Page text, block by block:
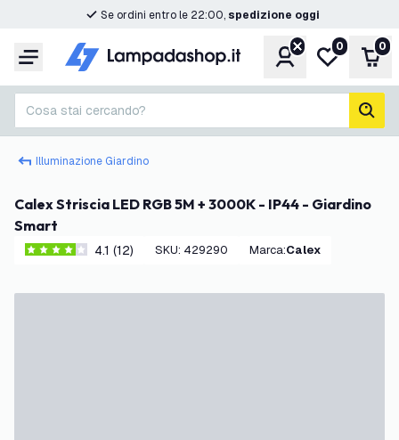
Se ordini entro le 22:00, spedizione oggi
Menu Account
Lista
0 0
Cosa stai cercando?
Illuminazione Giardino
Calex Striscia LED RGB 5M + 3000K - IP44 - Giardino
Smart
4.1 stelle di valutazione
4.1 (12) SKU: 429290 Marca: Calex